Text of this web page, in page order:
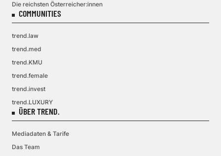
Die reichsten Österreicher:innen
COMMUNITIES
trend.law
trend.med
trend.KMU
trend.female
trend.invest
trend.LUXURY
ÜBER TREND.
Mediadaten & Tarife
Das Team